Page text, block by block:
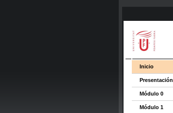
Inicio
Presentación
Módulo 0
Módulo 1